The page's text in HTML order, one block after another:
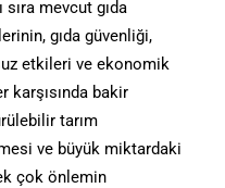
mevcut gıda
gıda güvenliği,
etkileri ve ekonomik
karşısında bakir
tarım
ve büyük miktardaki
çok önlemin